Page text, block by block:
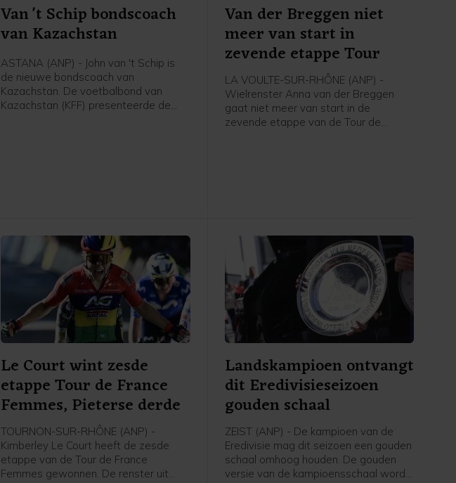
Van 't Schip bondscoach
van Kazachstan
ASTANA (ANP) - John van 't Schip is
de nieuwe bondscoach van
Kazachstan. De voetbalbond van
Kazachstan (KFF) presenteerde de
Van der Breggen niet
meer van start in
zevende etappe Tour
LA VOULTE-SUR-RHÔNE (ANP) -
Wielrenster Anna van der Breggen
gaat niet meer van start in de
zevende etappe van de Tour de
Le Court wint zesde
etappe Tour de France
Femmes, Pieterse derde
TOURNON-SUR-RHÔNE (ANP) -
Kimberley Le Court heeft de zesde
etappe van de Tour de France
Femmes gewonnen. De renster uit
Landskampioen ontvangt
dit Eredivisieseizoen
gouden schaal
ZEIST (ANP) - De kampioen van de
Eredivisie mag dit seizoen een gouden
schaal omhoog houden. De gouden
versie van de kampioensschaal wordt